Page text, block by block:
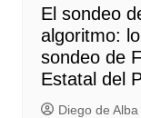
El sondeo
algoritmo:
sondeo de
Estatal del
Diego de